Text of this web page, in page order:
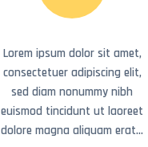
Lorem ipsum dolor sit amet,
consectetuer adipiscing elit,
sed diam nonummy nibh
euismod tincidunt ut laoreet
dolore magna aliquam erat…